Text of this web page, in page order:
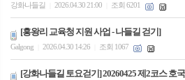
강화나들길 2026.04.30 21:00 조회 6201
[흥왕리 교육청 지원 사업 - 나들길 걷기]
Galgong 2026.04.30 14:26 조회 1067
[강화나들길 토요걷기] 20260425 제2코스 호